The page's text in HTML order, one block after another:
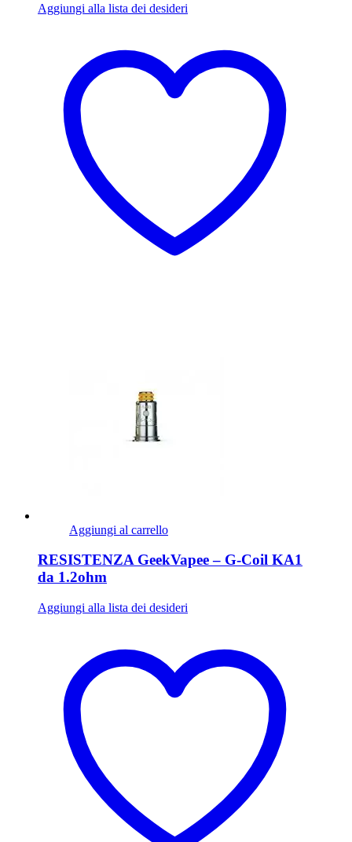
Aggiungi alla lista dei desideri
Aggiungi al carrello
RESISTENZA GeekVapee – G-Coil KA1
da 1.2ohm
Aggiungi alla lista dei desideri